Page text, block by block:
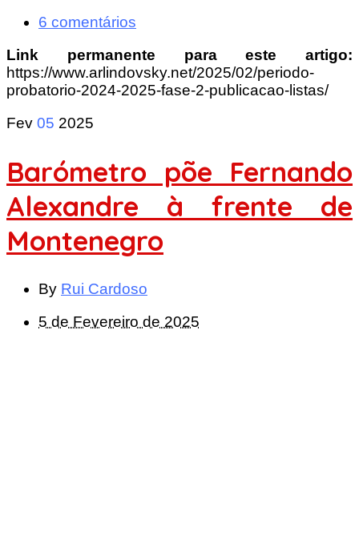
6 comentários
Link permanente para este artigo:
https://www.arlindovsky.net/2025/02/periodo-
probatorio-2024-2025-fase-2-publicacao-listas/
Fev 05 2025
Barómetro põe Fernando
Alexandre à frente de
Montenegro
By Rui Cardoso
5 de Fevereiro de 2025